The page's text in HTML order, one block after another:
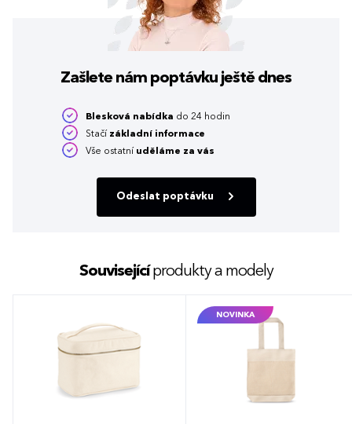
Zašlete nám poptávku ještě dnes
Blesková nabídka do 24 hodin
Stačí základní informace
Vše ostatní uděláme za vás
Odeslat poptávku
Souvisejícíprodukty a modely
NOVINKA